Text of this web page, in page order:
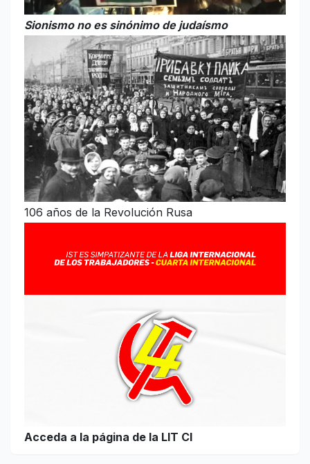
Sionismo no es sinónimo de judaísmo
106 años de la Revolución Rusa
Acceda a la página de la LIT CI